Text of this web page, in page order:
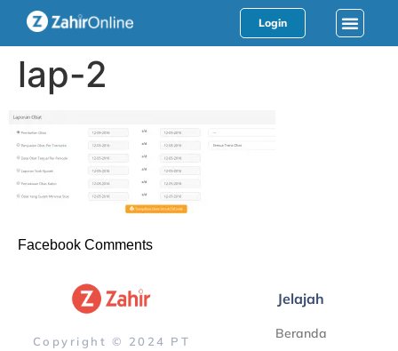
Login
lap-2
Facebook Comments
Copyright © 2024 PT
Jelajah
Beranda